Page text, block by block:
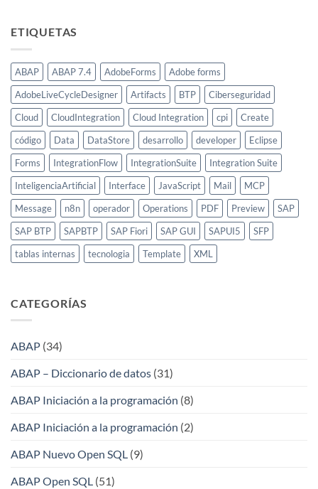
ETIQUETAS
ABAP ABAP 7.4 AdobeForms
Adobe forms
AdobeLiveCycleDesigner
Artifacts BTP
Ciberseguridad
Cloud
CloudIntegration Cloud Integration cpi
Create
código
Data DataStore desarrollo developer
Eclipse
Forms
IntegrationFlow IntegrationSuite
Integration Suite
InteligenciaArtificial
Interface JavaScript Mail
MCP
Message
n8n operador Operations PDF Preview
SAP
SAP BTP
SAPBTP SAP Fiori SAP GUI SAPUI5
SFP
tablas internas
tecnologia Template XML
CATEGORÍAS
ABAP (34)
ABAP – Diccionario de datos (31)
ABAP Iniciación a la programación (8)
ABAP Iniciación a la programación (2)
ABAP Nuevo Open SQL (9)
ABAP Open SQL (51)